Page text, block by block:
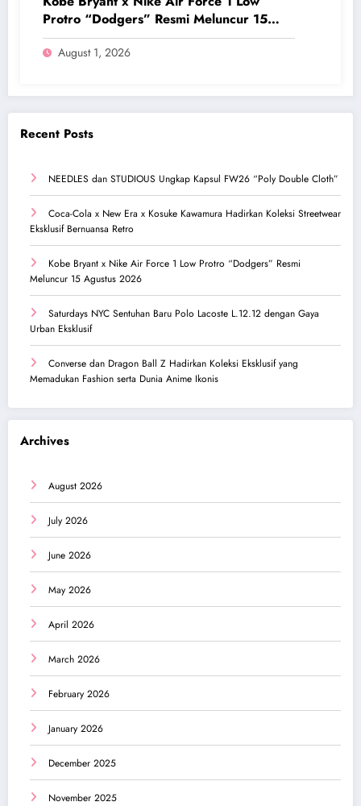
Protro “Dodgers” Resmi Meluncur 15
Agustus 2026
August 1, 2026
Recent Posts
NEEDLES dan STUDIOUS Ungkap Kapsul FW26 “Poly Double Cloth”
Coca-Cola x New Era x Kosuke Kawamura Hadirkan Koleksi Streetwear
Eksklusif Bernuansa Retro
Kobe Bryant x Nike Air Force 1 Low Protro “Dodgers” Resmi
Meluncur 15 Agustus 2026
Saturdays NYC Sentuhan Baru Polo Lacoste L.12.12 dengan Gaya
Urban Eksklusif
Converse dan Dragon Ball Z Hadirkan Koleksi Eksklusif yang
Memadukan Fashion serta Dunia Anime Ikonis
Archives
August 2026
July 2026
June 2026
May 2026
April 2026
March 2026
February 2026
January 2026
December 2025
November 2025